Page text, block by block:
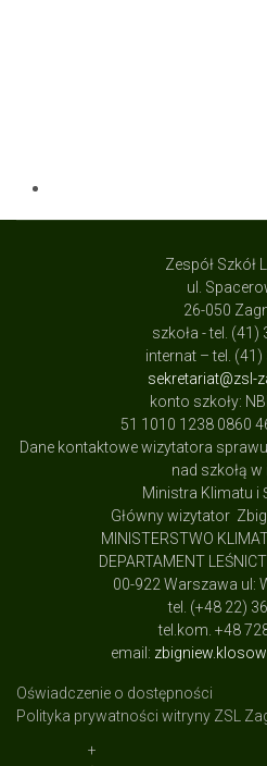
Zespół Szkół
ul.
26-050
szkoła - tel. (41)
internat – tel. (41)
sekretariat@zsl-
konto szkoły:
51 1010 1238 0860
Dane kontaktowe wizytatora
nad szkołą w
Ministra Klimatu i
Główny wizytator
MINISTERSTWO
DEPARTAMENT
00-922 Warszawa ul:
tel. (+48 22)
tel.kom. +48
email:
Oświadczenie o dostępności
Polityka prywatności witryny ZSL
+